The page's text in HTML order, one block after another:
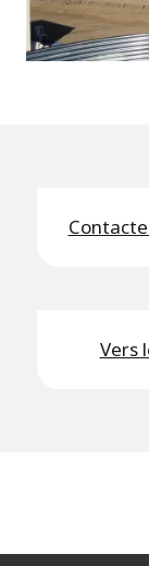
Vers